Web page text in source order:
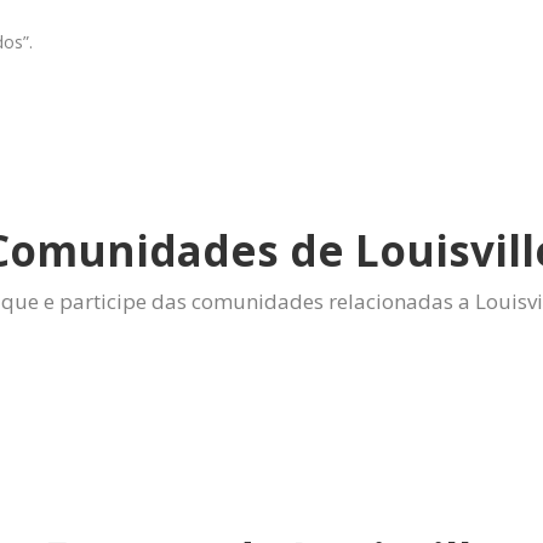
de
e participe das comunidades relacionadas a